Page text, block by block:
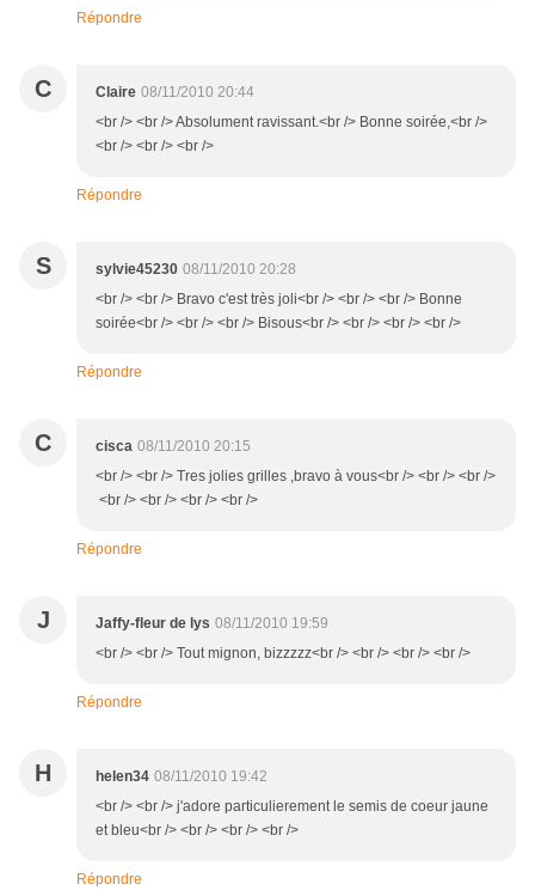
Répondre
C Claire 08/11/2010 20:44
<br /> <br /> Absolument ravissant.<br /> Bonne soirée,<br />
<br /> <br /> <br />
Répondre
S sylvie45230 08/11/2010 20:28
<br /> <br /> Bravo c'est très joli<br /> <br /> <br /> Bonne
soirée<br /> <br /> <br /> Bisous<br /> <br /> <br /> <br />
Répondre
C cisca 08/11/2010 20:15
<br /> <br /> Tres jolies grilles ,bravo à vous<br /> <br /> <br />
<br /> <br /> <br /> <br />
Répondre
J Jaffy-fleur de lys 08/11/2010 19:59
<br /> <br /> Tout mignon, bizzzzz<br /> <br /> <br /> <br />
Répondre
H helen34 08/11/2010 19:42
<br /> <br /> j'adore particulierement le semis de coeur jaune
et bleu<br /> <br /> <br /> <br />
Répondre